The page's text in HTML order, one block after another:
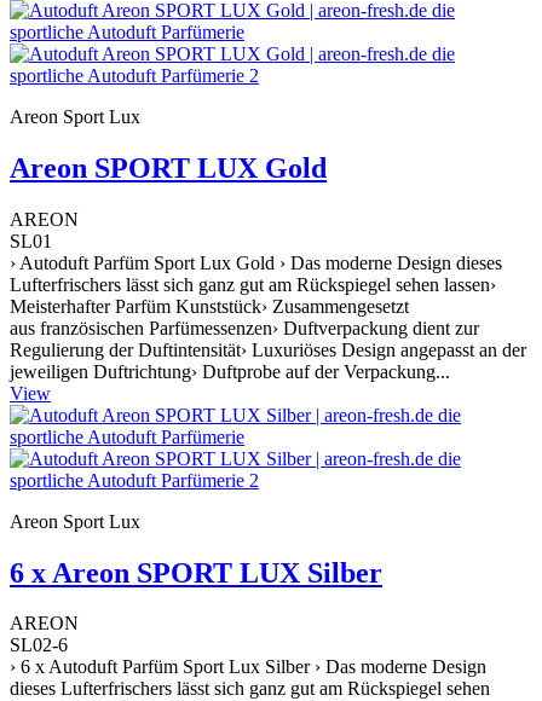
Areon Sport Lux
Areon SPORT LUX Gold
AREON
SL01
› Autoduft Parfüm Sport Lux Gold › Das moderne Design dieses
Lufterfrischers lässt sich ganz gut am Rückspiegel sehen lassen›
Meisterhafter Parfüm Kunststück› Zusammengesetzt
aus französischen Parfümessenzen› Duftverpackung dient zur
Regulierung der Duftintensität› Luxuriöses Design angepasst an der
jeweiligen Duftrichtung› Duftprobe auf der Verpackung...
View
Areon Sport Lux
6 x Areon SPORT LUX Silber
AREON
SL02-6
› 6 x Autoduft Parfüm Sport Lux Silber › Das moderne Design
dieses Lufterfrischers lässt sich ganz gut am Rückspiegel sehen